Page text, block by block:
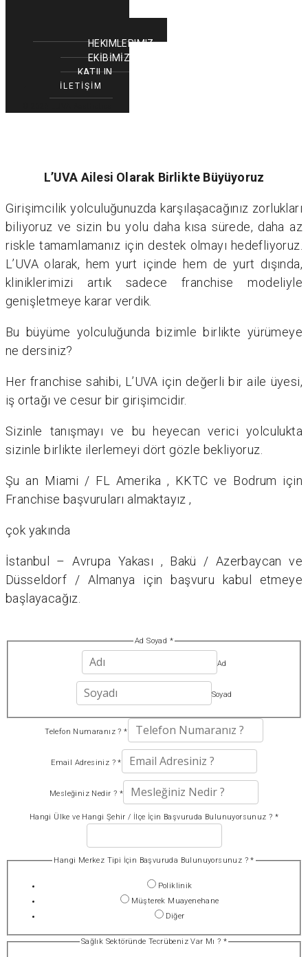
HEKIMLERIMIZ
EKİBİMİZE
KATILIN
İLETİŞİM
L’UVA Ailesi Olarak Birlikte Büyüyoruz
Girişimcilik yolculuğunuzda karşılaşacağınız zorlukları
biliyoruz ve sizin bu yolu daha kısa sürede, daha az
riskle tamamlamanız için destek olmayı hedefliyoruz.
L’UVA olarak, hem yurt içinde hem de yurt dışında,
kliniklerimizi artık sadece franchise modeliyle
genişletmeye karar verdik.
Bu büyüme yolculuğunda bizimle birlikte yürümeye
ne dersiniz?
Her franchise sahibi, L’UVA için değerli bir aile üyesi,
iş ortağı ve cesur bir girişimcidir.
Sizinle tanışmayı ve bu heyecan verici yolculukta
sizinle birlikte ilerlemeyi dört gözle bekliyoruz.
Şu an Miami / FL Amerika , KKTC ve Bodrum için
Franchise başvuruları almaktayız ,
çok yakında
İstanbul – Avrupa Yakası , Bakü / Azerbaycan ve
Düsseldorf / Almanya için başvuru kabul etmeye
başlayacağız.
Ad Soyad *
Ad
Soyad
Telefon Numaranız ?*
Email Adresiniz ?*
Mesleğiniz Nedir ? *
Hangi Ülke ve Hangi Şehir / İlçe İçin Başvuruda Bulunuyorsunuz ? *
Hangi Merkez Tipi İçin Başvuruda Bulunuyorsunuz ?*
Poliklinik
Müşterek Muayenehane
Diğer
Sağlık Sektöründe Tecrübeniz Var Mı ? *